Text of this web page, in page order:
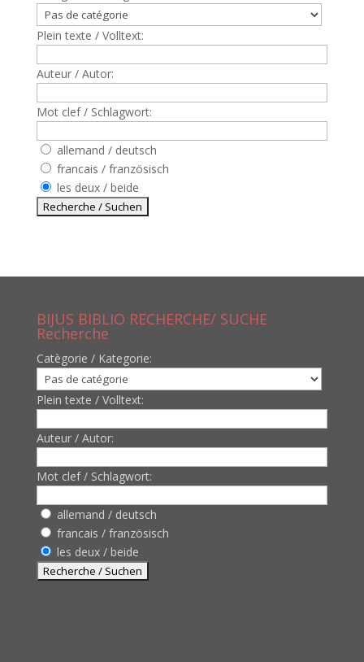
Plein texte / Volltext:
Auteur / Autor:
Mot clef / Schlagwort:
allemand / deutsch
francais / französisch
les deux / beide
BIJUS BIBLIO RECHERCHE/ SUCHE
Recherche
Catègorie / Kategorie:
Plein texte / Volltext:
Auteur / Autor:
Mot clef / Schlagwort:
allemand / deutsch
francais / französisch
les deux / beide